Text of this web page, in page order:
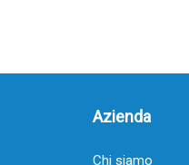
Azienda
Chi siamo